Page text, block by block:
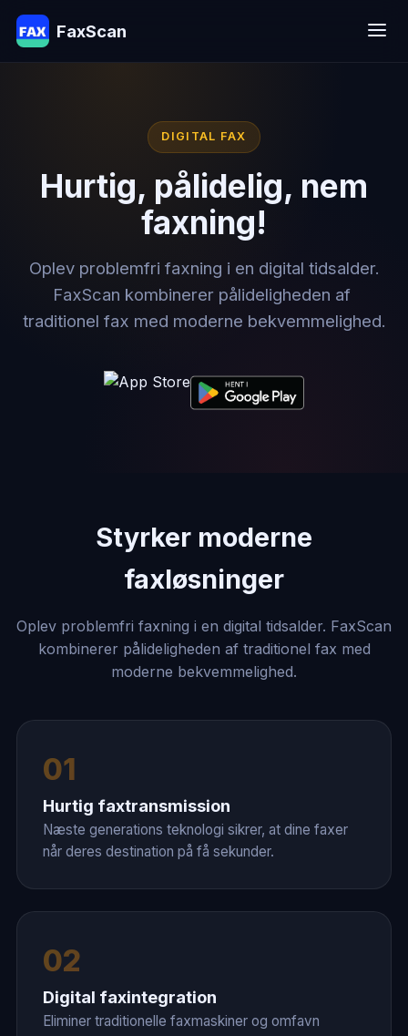
FaxScan
DIGITAL FAX
Hurtig, pålidelig, nem
faxning!
Oplev problemfri faxning i en digital tidsalder.
FaxScan kombinerer pålideligheden af ​​
traditionel fax med moderne bekvemmelighed.
Styrker moderne
faxløsninger
Oplev problemfri faxning i en digital tidsalder. FaxScan
kombinerer pålideligheden af ​​traditionel fax med
moderne bekvemmelighed.
01
Hurtig faxtransmission
Næste generations teknologi sikrer, at dine faxer
når deres destination på få sekunder.
02
Digital faxintegration
Eliminer traditionelle faxmaskiner og omfavn